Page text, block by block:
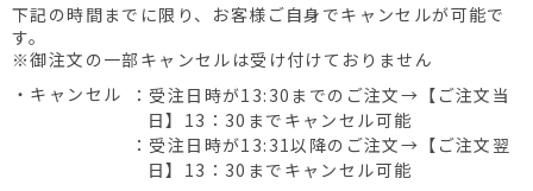
下記の時間までに限り、お客様ご自身でキャンセルが可能で
す。
※御注文の一部キャンセルは受け付けておりません
・キャンセル
：受注日時が13:30までのご注文→【ご注文当
日】13：30までキャンセル可能
：受注日時が13:31以降のご注文→【ご注文翌
日】13：30までキャンセル可能